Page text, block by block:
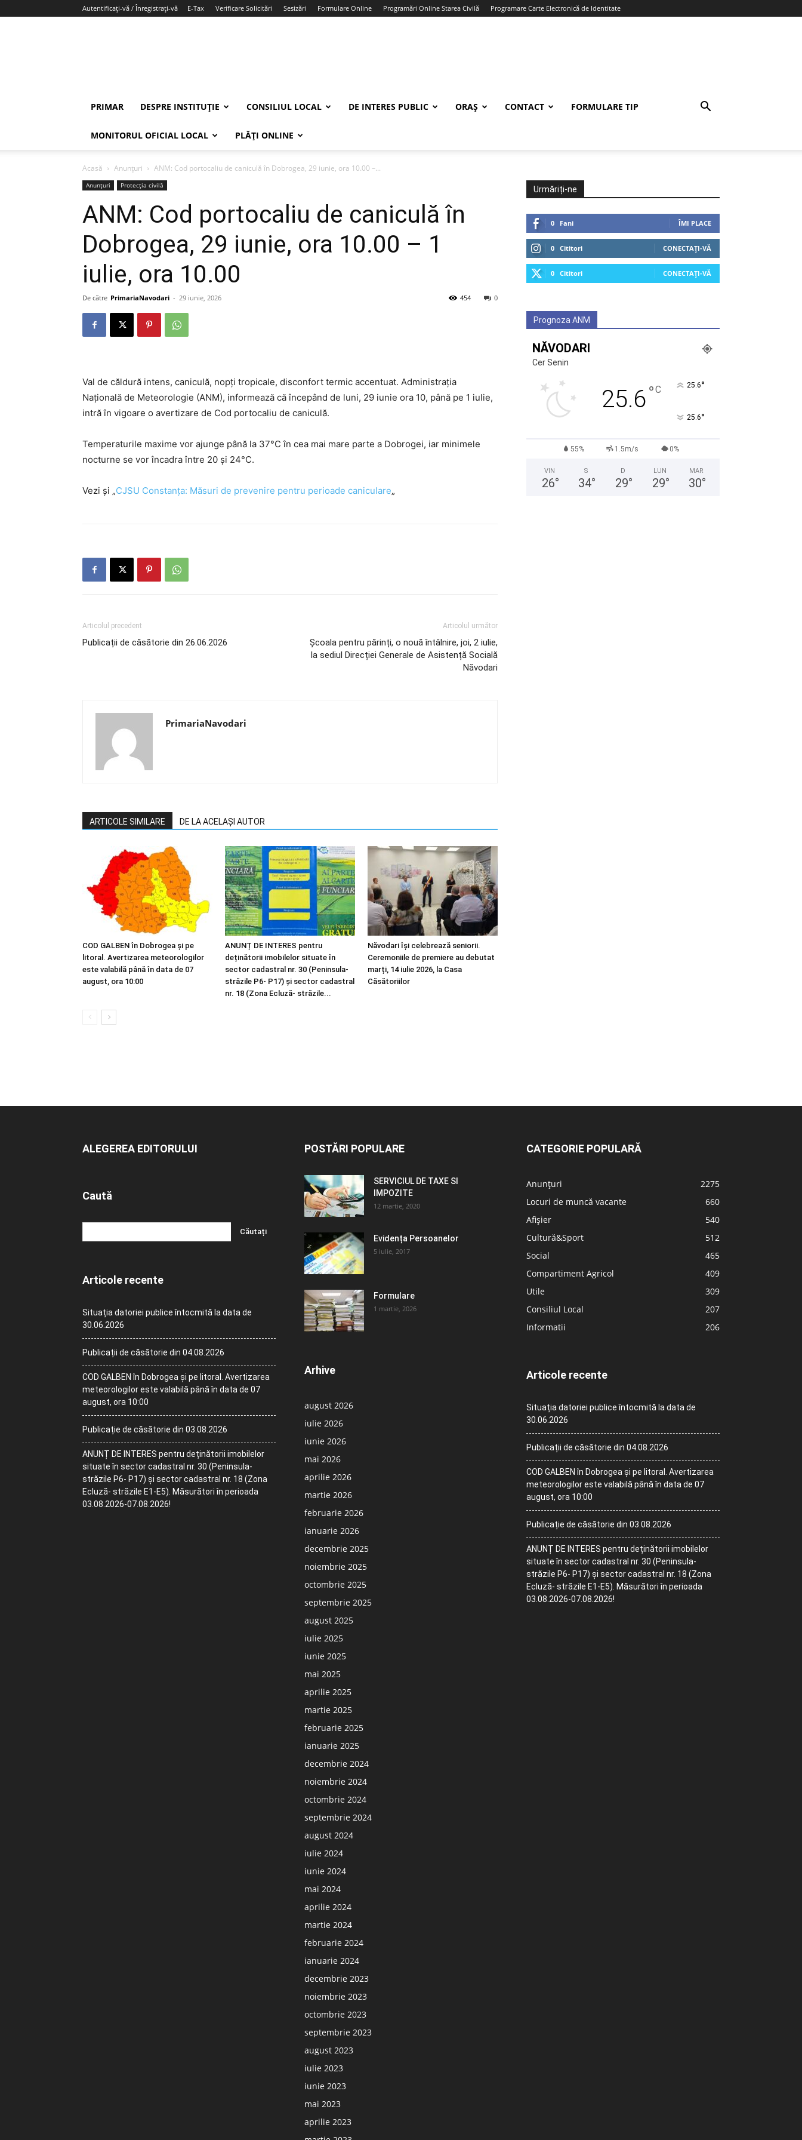
Autentificați-vă / Înregistrați-vă E-Tax Verificare Solicitări Sesizări Formulare Online Programări Online Starea Civilă Programare Carte Electronică de Identitate
PRIMAR DESPRE INSTITUȚIE CONSILIUL LOCAL DE INTERES PUBLIC ORAȘ CONTACT FORMULARE TIP
MONITORUL OFICIAL LOCAL PLĂȚI ONLINE
Acasă Anunțuri ANM: Cod portocaliu de caniculă în Dobrogea, 29 iunie, ora 10.00 –...
Anunțuri Protecția civilă
ANM: Cod portocaliu de caniculă în
Dobrogea, 29 iunie, ora 10.00 – 1
iulie, ora 10.00
De către PrimariaNavodari - 29 iunie, 2026 0
454
Val de căldură intens, caniculă, nopți tropicale, disconfort termic accentuat. Administrația
Națională de Meteorologie (ANM), informează că începând de luni, 29 iunie ora 10, până pe 1 iulie,
intră în vigoare o avertizare de Cod portocaliu de caniculă.
Temperaturile maxime vor ajunge până la 37°C în cea mai mare parte a Dobrogei, iar minimele
nocturne se vor încadra între 20 și 24°C.
Vezi și „CJSU Constanța: Măsuri de prevenire pentru perioade caniculare„
Articolul precedent
Publicații de căsătorie din 26.06.2026
Articolul următor
Școala pentru părinți, o nouă întâlnire, joi, 2 iulie,
la sediul Direcției Generale de Asistență Socială
Năvodari
PrimariaNavodari
ARTICOLE SIMILARE DE LA ACELAȘI AUTOR
COD GALBEN în Dobrogea și pe
litoral. Avertizarea meteorologilor
este valabilă până în data de 07
august, ora 10:00
ANUNȚ DE INTERES pentru
deținătorii imobilelor situate în
sector cadastral nr. 30 (Peninsula-
străzile P6- P17) și sector cadastral
nr. 18 (Zona Ecluză- străzile...
Năvodari își celebrează seniorii.
Ceremoniile de premiere au debutat
marți, 14 iulie 2026, la Casa
Căsătoriilor
Urmăriți-ne
0 Fani ÎMI PLACE
0 Cititori CONECTAȚI-VĂ
0 Cititori CONECTAȚI-VĂ
Prognoza ANM
NĂVODARI
Cer Senin
25.6°C 25.6°
25.6°
55% 1.5m/s 0%
VIN
26°
S
34°
D
29°
LUN
29°
MAR
30°
ALEGEREA EDITORULUI
Caută
Articole recente
Situația datoriei publice întocmită la data de
30.06.2026
Publicații de căsătorie din 04.08.2026
COD GALBEN în Dobrogea și pe litoral. Avertizarea
meteorologilor este valabilă până în data de 07
august, ora 10:00
Publicație de căsătorie din 03.08.2026
ANUNȚ DE INTERES pentru deținătorii imobilelor
situate în sector cadastral nr. 30 (Peninsula-
străzile P6- P17) și sector cadastral nr. 18 (Zona
Ecluză- străzile E1-E5). Măsurători în perioada
03.08.2026-07.08.2026!
POSTĂRI POPULARE
SERVICIUL DE TAXE SI
IMPOZITE
12 martie, 2020
Evidența Persoanelor
5 iulie, 2017
Formulare
1 martie, 2026
Arhive
august 2026
iulie 2026
iunie 2026
mai 2026
aprilie 2026
martie 2026
februarie 2026
ianuarie 2026
decembrie 2025
noiembrie 2025
octombrie 2025
septembrie 2025
august 2025
iulie 2025
iunie 2025
mai 2025
aprilie 2025
martie 2025
februarie 2025
ianuarie 2025
decembrie 2024
noiembrie 2024
octombrie 2024
septembrie 2024
august 2024
iulie 2024
iunie 2024
mai 2024
aprilie 2024
martie 2024
februarie 2024
ianuarie 2024
decembrie 2023
noiembrie 2023
octombrie 2023
septembrie 2023
august 2023
iulie 2023
iunie 2023
mai 2023
aprilie 2023
CATEGORIE POPULARĂ
Anunțuri
2275
Locuri de muncă vacante
660
Afișier
540
Cultură&Sport
512
Social
465
Compartiment Agricol
409
Utile
309
Consiliul Local
207
Informatii
206
Articole recente
Situația datoriei publice întocmită la data de
30.06.2026
Publicații de căsătorie din 04.08.2026
COD GALBEN în Dobrogea și pe litoral. Avertizarea
meteorologilor este valabilă până în data de 07
august, ora 10:00
Publicație de căsătorie din 03.08.2026
ANUNȚ DE INTERES pentru deținătorii imobilelor
situate în sector cadastral nr. 30 (Peninsula-
străzile P6- P17) și sector cadastral nr. 18 (Zona
Ecluză- străzile E1-E5). Măsurători în perioada
03.08.2026-07.08.2026!